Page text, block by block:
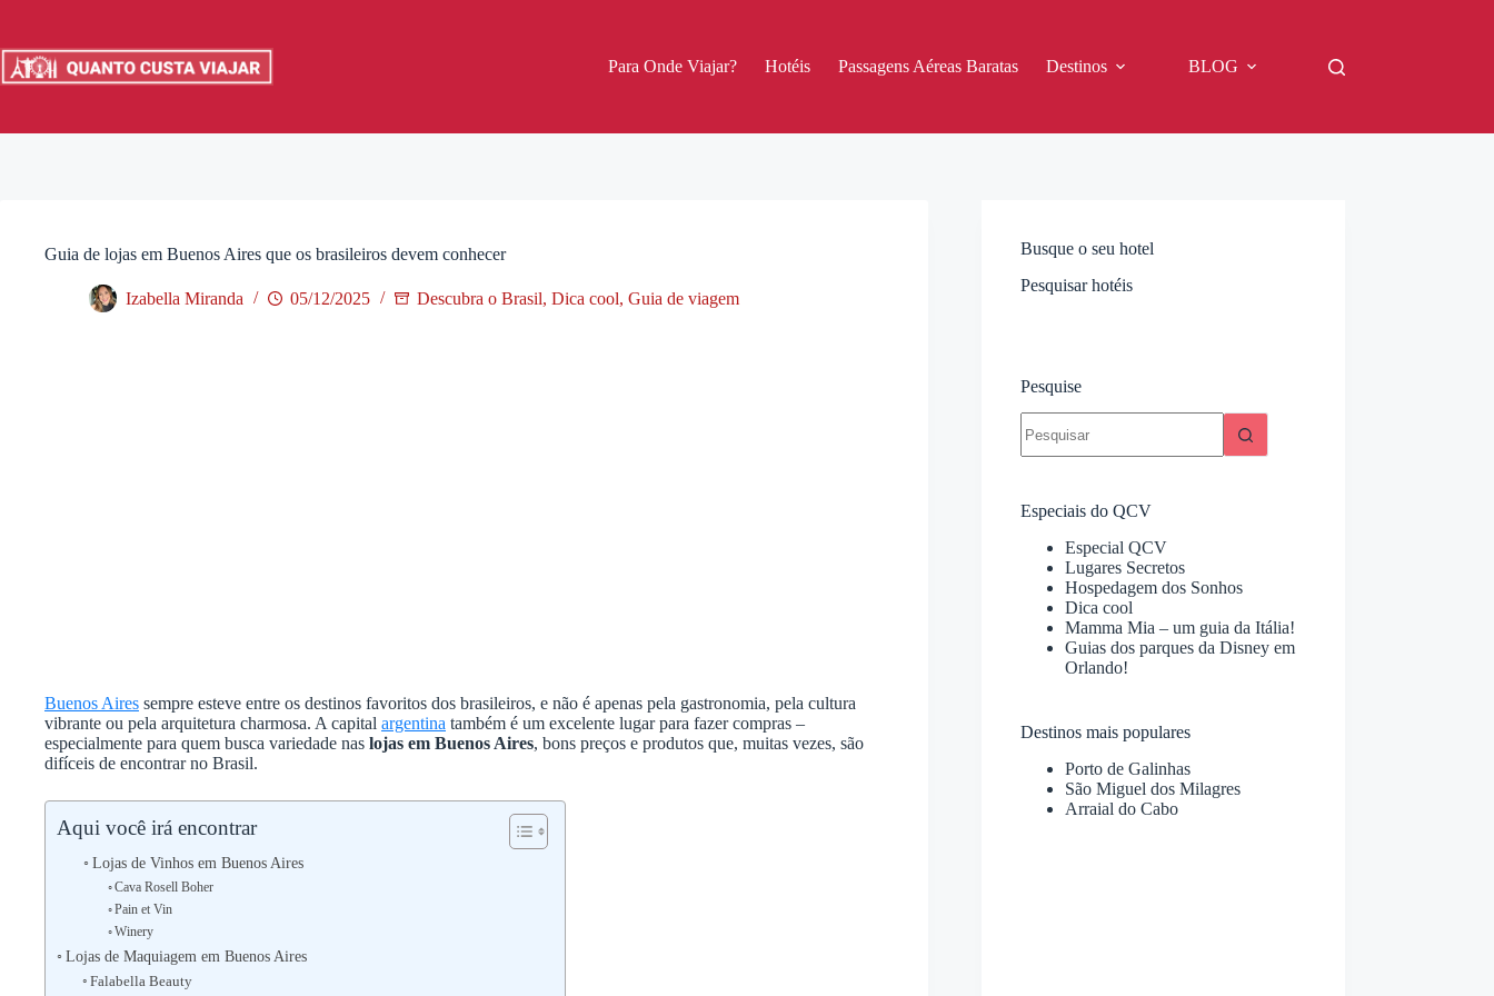
o
conteúdo
Para Onde Viajar? Hotéis Passagens Aéreas Baratas Destinos BLOG
Guia de lojas em Buenos Aires que os brasileiros devem conhecer
Izabella Miranda 05/12/2025 Descubra o Brasil, Dica cool, Guia de viagem
Buenos Aires sempre esteve entre os destinos favoritos dos brasileiros, e não é apenas pela gastronomia, pela cultura
vibrante ou pela arquitetura charmosa. A capital argentina também é um excelente lugar para fazer compras –
especialmente para quem busca variedade nas lojas em Buenos Aires, bons preços e produtos que, muitas vezes, são
difíceis de encontrar no Brasil.
Aqui você irá encontrar
Lojas de Vinhos em Buenos Aires
Cava Rosell Boher
Pain et Vin
Winery
Lojas de Maquiagem em Buenos Aires
Falabella Beauty
Busque o seu hotel
Pesquisar hotéis
Pesquise
resultados
Especiais do QCV
Especial QCV
Lugares Secretos
Hospedagem dos Sonhos
Dica cool
Mamma Mia – um guia da Itália!
Guias dos parques da Disney em
Orlando!
Destinos mais populares
Porto de Galinhas
São Miguel dos Milagres
Arraial do Cabo